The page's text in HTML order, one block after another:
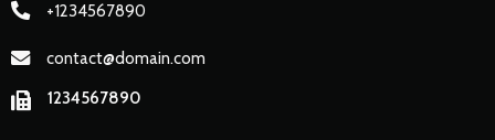
+1234567890
contact@domain.com
1234567890